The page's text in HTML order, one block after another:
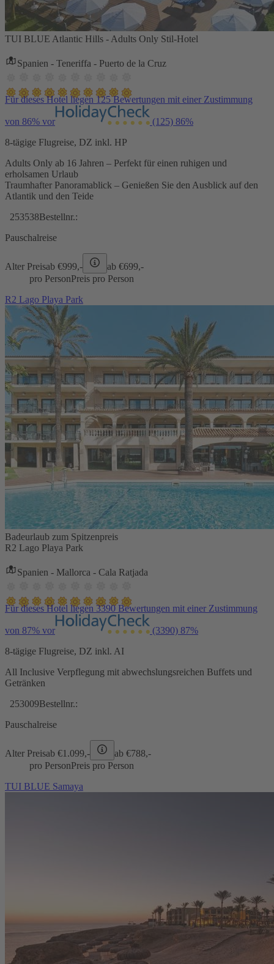
TUI BLUE Atlantic Hills - Adults Only Stil-Hotel
Spanien - Teneriffa - Puerto de la Cruz
Für dieses Hotel liegen 125 Bewertungen mit einer Zustimmung
von 86% vor (125) 86%
8-tägige Flugreise, DZ inkl. HP
Adults Only ab 16 Jahren – Perfekt für einen ruhigen und
erholsamen Urlaub
Traumhafter Panoramablick – Genießen Sie den Ausblick auf den
Atlantik und den Teide
253538Bestellnr.:
Pauschalreise
Alter Preisab €999,- ab €699,-
pro PersonPreis pro Person
R2 Lago Playa Park
Badeurlaub zum Spitzenpreis
R2 Lago Playa Park
Spanien - Mallorca - Cala Ratjada
Für dieses Hotel liegen 3390 Bewertungen mit einer Zustimmung
von 87% vor (3390) 87%
8-tägige Flugreise, DZ inkl. AI
All Inclusive Verpflegung mit abwechslungsreichen Buffets und
Getränken
253009Bestellnr.:
Pauschalreise
Alter Preisab €1.099,- ab €788,-
pro PersonPreis pro Person
TUI BLUE Samaya